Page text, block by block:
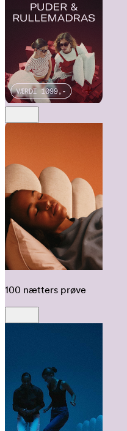
100 nætters prøve